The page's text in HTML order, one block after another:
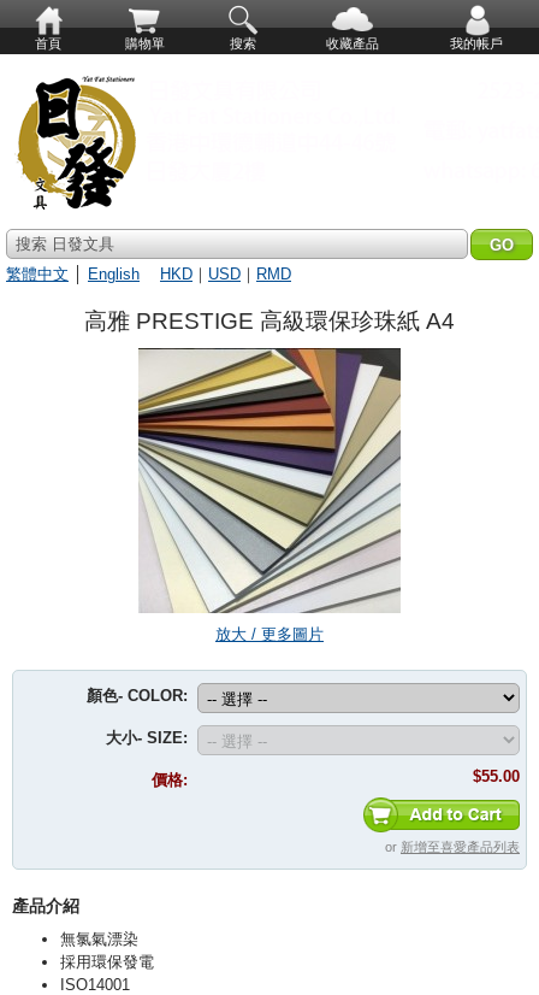
首頁 購物單 搜索 收藏產品 我的帳戶
搜索 日發文具
繁體中文
English HKD ｜ USD ｜ RMD
高雅 PRESTIGE 高級環保珍珠紙 A4
放大 / 更多圖片
顏色- COLOR:
大小- SIZE:
價格: $55.00
or 新增至喜愛產品列表
產品介紹
無氯氣漂染
採用環保發電
ISO14001